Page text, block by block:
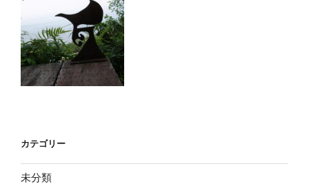
カテゴリー
未分類